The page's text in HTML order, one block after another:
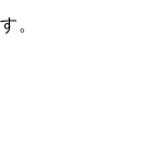
。